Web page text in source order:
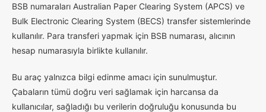
BSB numaraları Australian Paper Clearing System (APCS) ve
Bulk Electronic Clearing System (BECS) transfer sistemlerinde
kullanılır. Para transferi yapmak için BSB numarası, alıcının
hesap numarasıyla birlikte kullanılır.
Bu araç yalnızca bilgi edinme amacı için sunulmuştur.
Çabaların tümü doğru veri sağlamak için harcansa da
kullanıcılar, sağladığı bu verilerin doğruluğu konusunda bu